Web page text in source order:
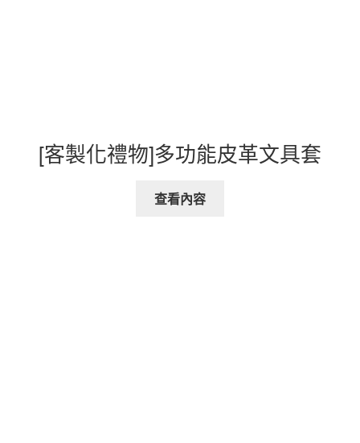
[客製化禮物]多功能皮革文具套
查看內容